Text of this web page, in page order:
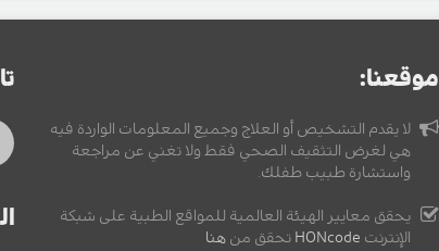
موقعنا:
لا يقدم التشخيص أو العلاج وجميع المعلومات الواردة فيه
هي لغرض التثقيف الصحي فقط ولا تغني عن مراجعة
واستشارة طبيب طفلك.
يحقق معايير الهيئة العالمية للمواقع الطبية على شبكة
الإنترنت HONcode تحقق من هنا